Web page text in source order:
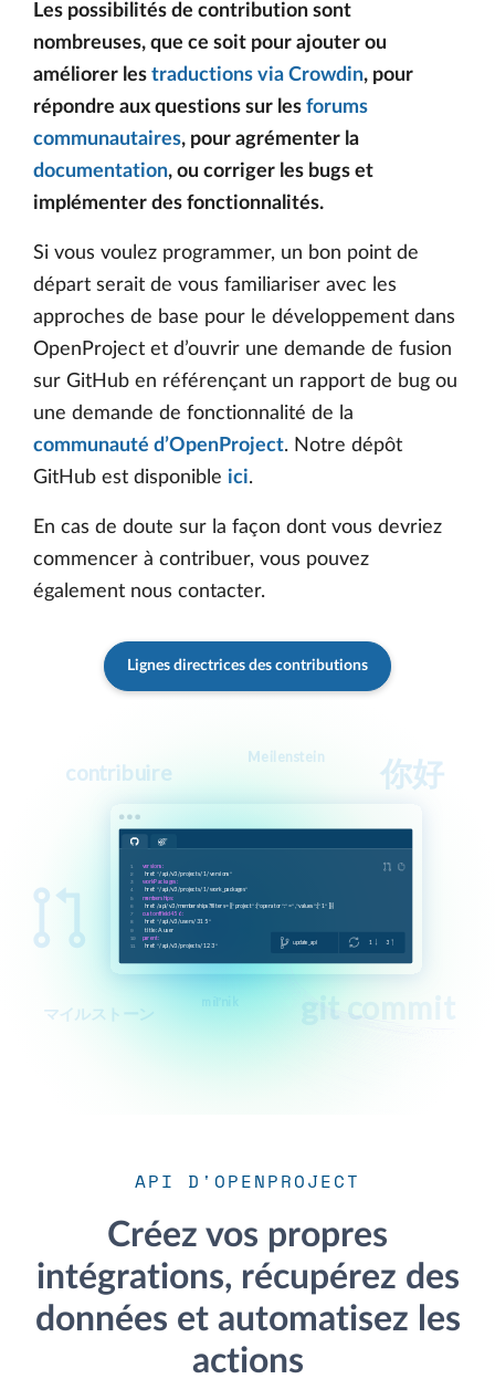
Les possibilités de contribution sont
nombreuses, que ce soit pour ajouter ou
améliorer les traductions via Crowdin, pour
répondre aux questions sur les forums
communautaires, pour agrémenter la
documentation, ou corriger les bugs et
implémenter des fonctionnalités.
Si vous voulez programmer, un bon point de
départ serait de vous familiariser avec les
approches de base pour le développement dans
OpenProject et d’ouvrir une demande de fusion
sur GitHub en référençant un rapport de bug ou
une demande de fonctionnalité de la
communauté d’OpenProject. Notre dépôt
GitHub est disponible ici.
En cas de doute sur la façon dont vous devriez
commencer à contribuer, vous pouvez
également nous contacter.
Lignes directrices des contributions
API D'OPENPROJECT
Créez vos propres
intégrations, récupérez des
données et automatisez les
actions